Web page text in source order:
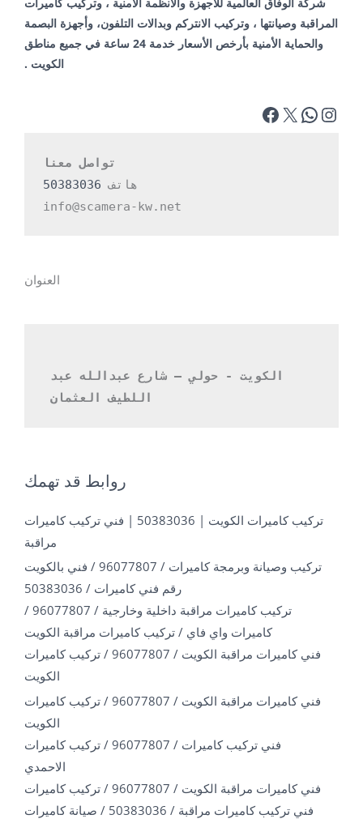
شركة الوفاق العالمية للاجهزة والانظمة الامنية ، وتركيب كاميرات
المراقبة وصيانتها ، وتركيب الانتركم وبدالات التلفون، وأجهزة البصمة
والحماية الأمنية بأرخص الأسعار خدمة 24 ساعة في جميع مناطق
الكويت .
تواصل معنا
هاتف 50383036
info@scamera-kw.net
العنوان
اللطيف العثمان
روابط قد تهمك
تركيب كاميرات الكويت | 50383036 | فني تركيب كاميرات
مراقبة
تركيب وصيانة وبرمجة كاميرات / 96077807 / فني بالكويت
رقم فني كاميرات / 50383036
تركيب كاميرات مراقبة داخلية وخارجية / 96077807 /
كاميرات واي فاي / تركيب كاميرات مراقبة الكويت
فني كاميرات مراقبة الكويت / 96077807 / تركيب كاميرات
الكويت
فني كاميرات مراقبة الكويت / 96077807 / تركيب كاميرات
الكويت
فني تركيب كاميرات / 96077807 / تركيب كاميرات
الاحمدي
فني كاميرات مراقبة الكويت / 96077807 / تركيب كاميرات
فني تركيب كاميرات مراقبة / 50383036 / صيانة كاميرات